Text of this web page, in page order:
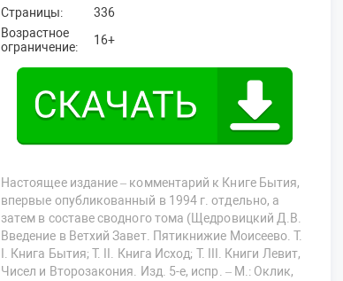
Страницы:
336
Возрастное
ограничение:
16+
Настоящее издание – комментарий к Книге Бытия,
впервые опубликованный в 1994 г. отдельно, а
затем в составе сводного тома (Щедровицкий Д.В.
Введение в Ветхий Завет. Пятикнижие Моисеево. Т.
I. Книга Бытия; Т. II. Книга Исход; Т. III. Книги Левит,
Чисел и Второзакония. Изд. 5-е, испр. – М.: Оклик,